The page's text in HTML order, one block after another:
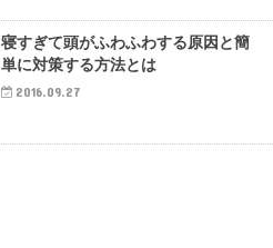
寝すぎて頭がふわふわする原因と簡
単に対策する方法とは
2016.09.27